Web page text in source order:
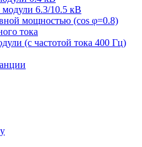
6.3/10.5 кВ
мощностью (cos φ=0.8)
тока
(с частотой тока 400 Гц)